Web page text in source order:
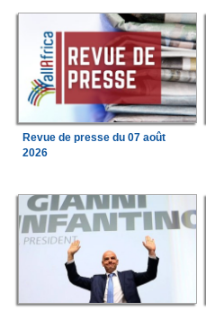
Revue de presse du 07 août
2026